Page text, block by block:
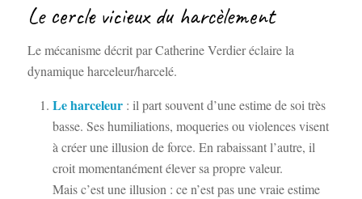
Le cercle vicieux du harcèlement
Le mécanisme décrit par Catherine Verdier éclaire la
dynamique harceleur/harcelé.
Le harceleur: il part souvent d’une estime de soi très
basse. Ses humiliations, moqueries ou violences visent
à créer une illusion de force. En rabaissant l’autre, il
croit momentanément élever sa propre valeur.
Mais c’est une illusion : ce n’est pas une vraie estime